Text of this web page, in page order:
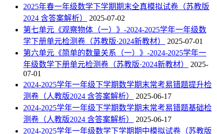
2025年春一年级数学下学期期末全真模拟试卷（苏教版
2024 含答案解析）
2025-07-02
第七单元《观察物体（一）》-2024-2025学年一年级数
学下册单元检测卷（苏教版·2024新教材）
2025-07-01
第六单元《简单的数量关系（一）》-2024-2025学年一
年级数学下册单元检测卷（苏教版·2024新教材）
2025-
07-01
2024-2025学年一年级下学期数学期末常考易错题提升检
测卷（人教版2024 含答案解析）
2025-06-17
2024-2025学年一年级下学期数学期末常考易错题基础检
测卷（人教版2024 含答案解析）
2025-06-17
2024-2025学年一年级数学下学期期中模拟试卷（苏教版